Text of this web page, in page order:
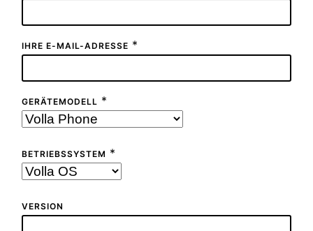
IHRE E-MAIL-ADRESSE *
GERÄTEMODELL *
BETRIEBSSYSTEM *
VERSION